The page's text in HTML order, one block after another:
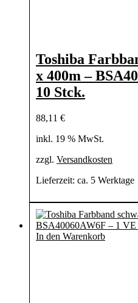
Toshiba
x 400m –
10 Stck.
88,11 €
inkl. 19 % MwSt.
zzgl. Versandkosten
Lieferzeit: ca. 5 Werktage
In den Warenkorb